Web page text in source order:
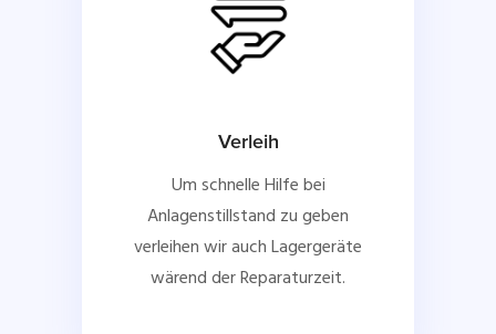
Verleih
Um schnelle Hilfe bei
Anlagenstillstand zu geben
verleihen wir auch Lagergeräte
wärend der Reparaturzeit.